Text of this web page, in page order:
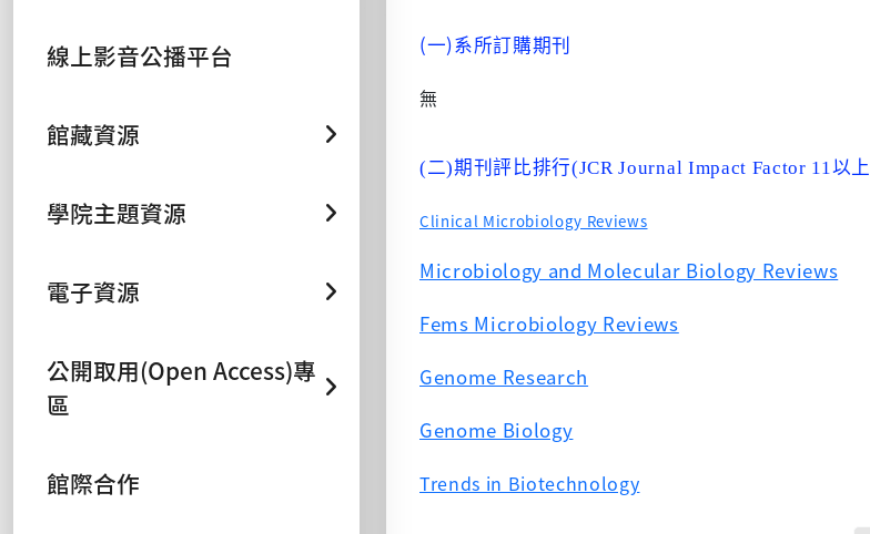
線上影音公播平台
館藏資源
學院主題資源
電子資源
公開取用(Open Access)專
區
館際合作
(一)系所訂購期刊
無
(二)期刊評比排行(JCR Journal Impact Factor 11以上
Clinical Microbiology Reviews
Microbiology and Molecular Biology Reviews
Fems Microbiology Reviews
Genome Research
Genome Biology
Trends in Biotechnology